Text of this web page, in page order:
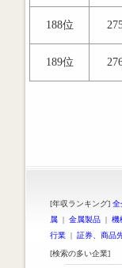
188位
189位
[年収ランキング] 全
属 | 金属製品 | 機
行業 | 証券、商品
[検索の多い企業]